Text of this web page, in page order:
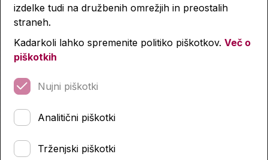
izdelke tudi na družbenih omrežjih in preostalih
straneh.
Kadarkoli lahko spremenite politiko piškotkov. Več o
piškotkih
Nujni piškotki
Analitični piškotki
Trženjski piškotki